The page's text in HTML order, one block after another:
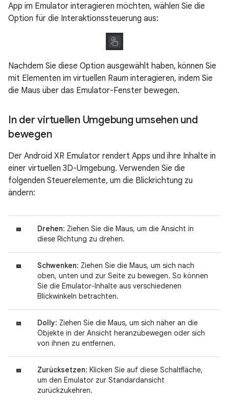
App im Emulator interagieren möchten, wählen Sie die
Option für die Interaktionssteuerung aus:
Nachdem Sie diese Option ausgewählt haben, können Sie
mit Elementen im virtuellen Raum interagieren, indem Sie
die Maus über das Emulator-Fenster bewegen.
In der virtuellen Umgebung umsehen und
bewegen
Der Android XR Emulator rendert Apps und ihre Inhalte in
einer virtuellen 3D-Umgebung. Verwenden Sie die
folgenden Steuerelemente, um die Blickrichtung zu
ändern:
Drehen: Ziehen Sie die Maus, um die Ansicht in
diese Richtung zu drehen.
Schwenken: Ziehen Sie die Maus, um sich nach
oben, unten und zur Seite zu bewegen. So können
Sie die Emulator-Inhalte aus verschiedenen
Blickwinkeln betrachten.
Dolly: Ziehen Sie die Maus, um sich näher an die
Objekte in der Ansicht heranzubewegen oder sich
von ihnen zu entfernen.
Zurücksetzen: Klicken Sie auf diese Schaltfläche,
um den Emulator zur Standardansicht
zurückzukehren.